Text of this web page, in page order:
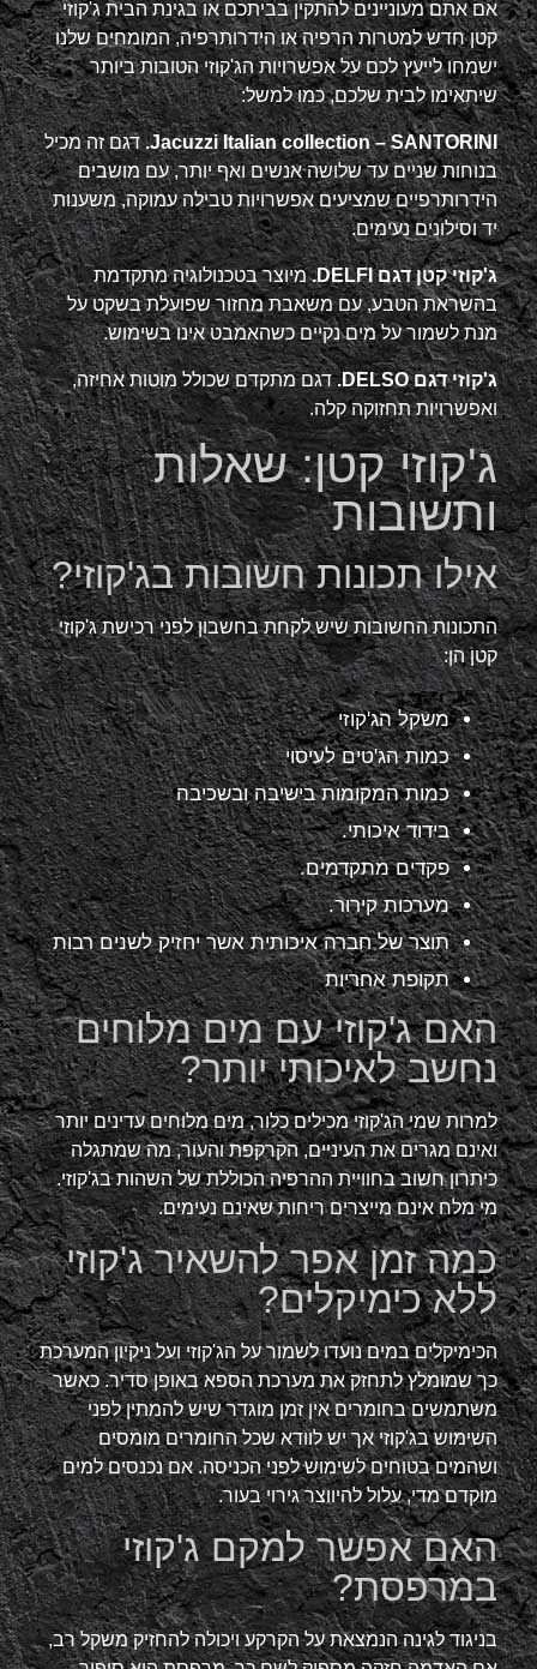
אם אתם מעוניינים להתקין בביתכם או בגינת הבית ג'קוזי
קטן חדש למטרות הרפיה או הידרותרפיה, המומחים שלנו
ישמחו לייעץ לכם על אפשרויות הג'קוזי הטובות ביותר
שיתאימו לבית שלכם, כמו למשל:
Jacuzzi Italian collection – SANTORINI. דגם זה מכיל
בנוחות שניים עד שלושה אנשים ואף יותר, עם מושבים
הידרותרפיים שמציעים אפשרויות טבילה עמוקה, משענות
יד וסילונים נעימים.
ג'קוזי קטן דגם DELFI.
מיוצר בטכנולוגיה מתקדמת
בהשראת הטבע, עם משאבת מחזור שפועלת בשקט על
מנת לשמור על מים נקיים כשהאמבט אינו בשימוש.
ג'קוזי דגם DELSO.
דגם מתקדם שכולל מוטות אחיזה,
ואפשרויות תחזוקה קלה.
ג'קוזי קטן: שאלות
ותשובות
אילו תכונות חשובות בג'קוזי?
התכונות החשובות שיש לקחת בחשבון לפני רכישת ג'קוזי
קטן הן:
משקל הג'קוזי
כמות הג'טים לעיסוי
כמות המקומות בישיבה ובשכיבה
בידוד איכותי.
פקדים מתקדמים.
מערכות קירור.
תוצר של חברה איכותית אשר יחזיק לשנים רבות
תקופת אחריות
האם ג'קוזי עם מים מלוחים
נחשב לאיכותי יותר?
למרות שמי הג'קוזי מכילים כלור, מים מלוחים עדינים יותר
ואינם מגרים את העיניים, הקרקפת והעור, מה שמתגלה
כיתרון חשוב בחוויית ההרפיה הכוללת של השהות בג'קוזי.
מי מלח אינם מייצרים ריחות שאינם נעימים.
כמה זמן אפר להשאיר ג'קוזי
ללא כימיקלים?
הכימיקלים במים נועדו לשמור על הג'קוזי ועל ניקיון המערכת
כך שמומלץ לתחזק את מערכת הספא באופן סדיר. כאשר
משתמשים בחומרים אין זמן מוגדר שיש להמתין לפני
השימוש בג'קוזי אך יש לוודא שכל החומרים מומסים
ושהמים בטוחים לשימוש לפני הכניסה. אם נכנסים למים
מוקדם מדי, עלול להיווצר גירוי בעור.
האם אפשר למקם ג'קוזי
במרפסת?
בניגוד לגינה הנמצאת על הקרקע ויכולה להחזיק משקל רב,